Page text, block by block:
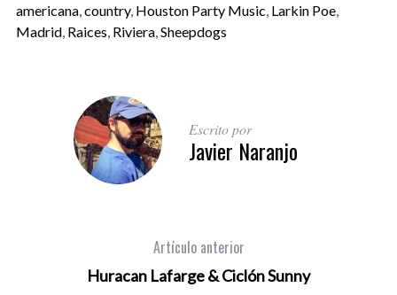
americana,country, Houston Party Music, Larkin Poe,
Madrid, Raices, Riviera,Sheepdogs
Escrito por
Javier Naranjo
Artículo anterior
Huracan Lafarge & Ciclón Sunny